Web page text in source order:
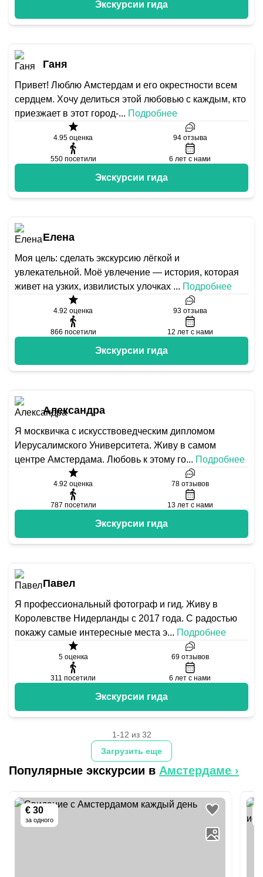
Экскурсии гида
Ганя
Привет! Люблю Амстердам и его окрестности всем
сердцем. Хочу делиться этой любовью с каждым, кто
приезжает в этот город-... Подробнее
4.95 оценка 94 отзыва
550 посетили 6 лет с нами
Экскурсии гида
Елена
Моя цель: сделать экскурсию лёгкой и
увлекательной. Моё увлечение — история, которая
живет на узких, извилистых улочках ... Подробнее
4.92 оценка 93 отзыва
866 посетили 12 лет с нами
Экскурсии гида
Александра
Я москвичка с искусствоведческим дипломом
Иерусалимского Университета. Живу в самом
центре Амстердама. Любовь к этому го... Подробнее
4.92 оценка 78 отзывов
787 посетили 13 лет с нами
Экскурсии гида
Павел
Я профессиональный фотограф и гид. Живу в
Королевстве Нидерланды с 2017 года. С радостью
покажу самые интересные места э... Подробнее
5оценка 69 отзывов
311 посетили 6 лет с нами
Экскурсии гида
Загрузить еще
1-12 из 32
Популярные экскурсии в Амстердаме ›
€ 30
за одного